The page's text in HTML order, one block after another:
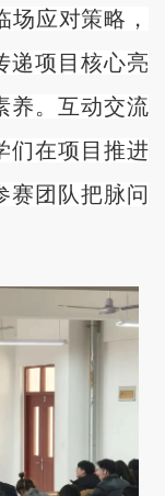
场应对策略，
递项目核心亮
养。互动交流
们在项目推进
赛团队把脉问